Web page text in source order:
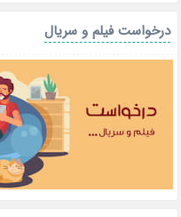
درخواست فیلم و سریال